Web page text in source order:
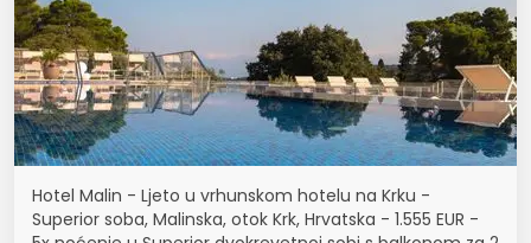
Hotel Malin - Ljeto u vrhunskom hotelu na Krku -
Superior soba, Malinska, otok Krk, Hrvatska - 1.555 EUR -